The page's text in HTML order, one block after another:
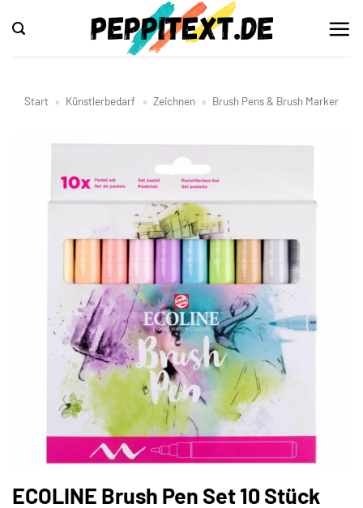
Inhalt
springen
Start » Künstlerbedarf » Zeichnen » Brush Pens & Brush Marker
ECOLINE Brush Pen Set 10 Stück